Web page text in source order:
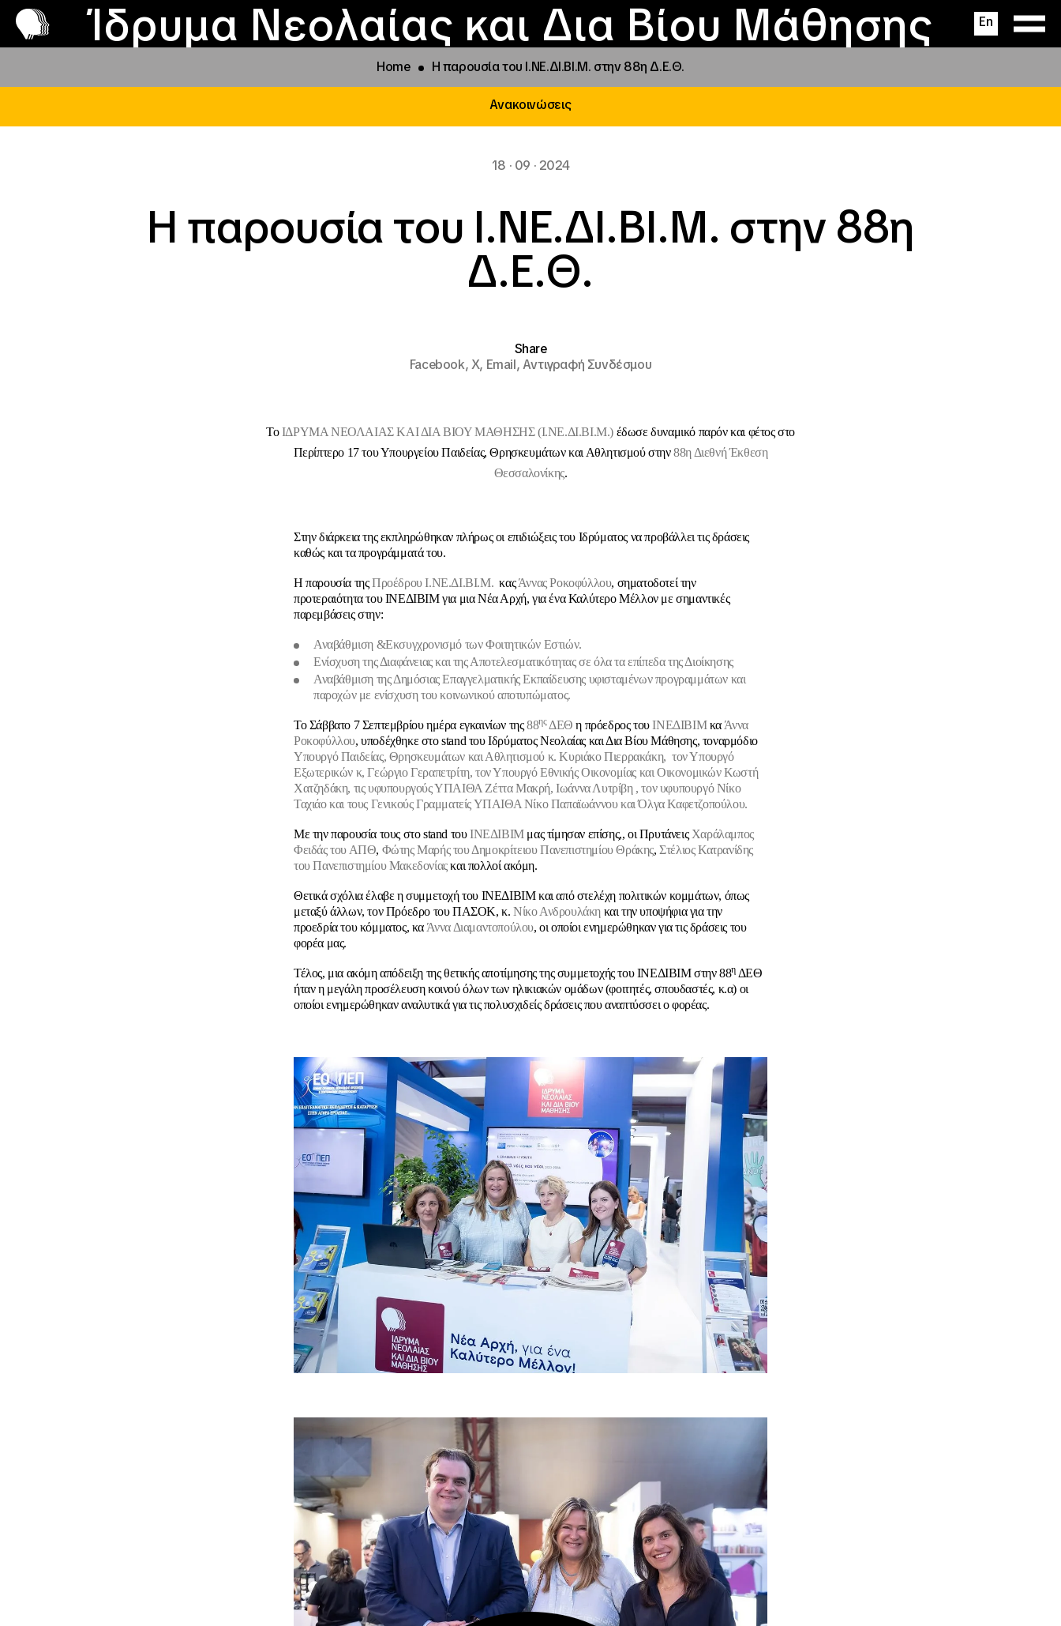
Ίδρυμα Νεολαίας και Δια Βίου Μάθησης En
Το ΙΝΕΔΙΒΙΜ
Προγράμματα και δράσεις
Φοιτητικές Εστίες
Παραχώρηση αιγίδας
Νέα
Επικοινωνία
Home Η παρουσία του Ι.ΝΕ.ΔΙ.ΒΙ.Μ. στην 88η Δ.Ε.Θ.
Ανακοινώσεις
18 · 09 · 2024
Η παρουσία του Ι.ΝΕ.ΔΙ.ΒΙ.Μ. στην 88η
Δ.Ε.Θ.
Share
Facebook,X, Email,Αντιγραφή Συνδέσμου
ΤοΙΔΡΥΜΑ ΝΕΟΛΑΙΑΣ ΚΑΙ ΔΙΑ ΒΙΟΥ ΜΑΘΗΣΗΣ (Ι.ΝΕ.ΔΙ.ΒΙ.Μ.) έδωσε δυναμικό παρόν και φέτος στο
Περίπτερο 17του Υπουργείου Παιδείας, Θρησκευμάτων και Αθλητισμού στην88η Διεθνή Έκθεση
Θεσσαλονίκης.
Στην διάρκεια της εκπληρώθηκαν πλήρως οι επιδιώξεις του Ιδρύματος να προβάλλει τις δράσεις
καθώς και τα προγράμματά του.
Η παρουσία τηςΠροέδρου Ι.ΝΕ.ΔΙ.ΒΙ.Μ. καςΆννας Ροκοφύλλου, σηματοδοτεί την
προτεραιότητα του ΙΝΕΔΙΒΙΜ για μια Νέα Αρχή, για ένα Καλύτερο Μέλλον με σημαντικές
παρεμβάσεις στην:
Αναβάθμιση &Εκσυγχρονισμό των Φοιτητικών Εστιών.
Ενίσχυση της Διαφάνειας και της Αποτελεσματικότητας σε όλα τα επίπεδα της Διοίκησης
Αναβάθμιση της Δημόσιας Επαγγελματικής Εκπαίδευσης υφισταμένων προγραμμάτων και
παροχών με ενίσχυση του κοινωνικού αποτυπώματος.
Το Σάββατο 7Σεπτεμβρίου ημέρα εγκαινίων της88ηςΔΕΘ η πρόεδρος τουΙΝΕΔΙΒΙΜκα Άννα
Ροκοφύλλου, υποδέχθηκε στοstand του Ιδρύματος Νεολαίας και Δια Βίου Μάθησης, τοναρμόδιο
Υπουργό Παιδείας, Θρησκευμάτων και Αθλητισμού κ. Κυριάκο Πιερρακάκη, τον Υπουργό
Εξωτερικών κ, Γεώργιο Γεραπετρίτη, τον Υπουργό Εθνικής Οικονομίας και Οικονομικών Κωστή
Χατζηδάκη, τις υφυπουργούς ΥΠΑΙΘΑ Ζέττα Μακρή, Ιωάννα Λυτρίβη , τον υφυπουργό Νίκο
Ταχιάο και τους Γενικούς Γραμματείς ΥΠΑΙΘΑ Νίκο Παπαϊωάννου και Όλγα Καφετζοπούλου.
Με την παρουσία τους στοstand τουΙΝΕΔΙΒΙΜ μας τίμησαν επίσης,, οι Πρυτάνεις Χαράλαμπος
Φειδάς του ΑΠΘ, Φώτης Μαρής του Δημοκρίτειου Πανεπιστημίου Θράκης,Στέλιος Κατρανίδης
του Πανεπιστημίου Μακεδονίαςκαι πολλοί ακόμη.
Θετικά σχόλια έλαβε η συμμετοχή του ΙΝΕΔΙΒΙΜ και από στελέχη πολιτικών κομμάτων, όπως
μεταξύ άλλων, τον Πρόεδρο του ΠΑΣΟΚ, κ.Νίκο Ανδρουλάκη και την υποψήφια για την
προεδρία του κόμματος, κα Άννα Διαμαντοπούλου, οι οποίοι ενημερώθηκαν για τις δράσεις του
φορέα μας.
Τέλος, μια ακόμη απόδειξη της θετικής αποτίμησης της συμμετοχής του ΙΝΕΔΙΒΙΜ στην 88η ΔΕΘ
ήταν η μεγάλη προσέλευση κοινού όλων των ηλικιακών ομάδων (φοιτητές, σπουδαστές, κ.α) οι
οποίοι ενημερώθηκαν αναλυτικά για τις πολυσχιδείς δράσεις που αναπτύσσει ο φορέας.